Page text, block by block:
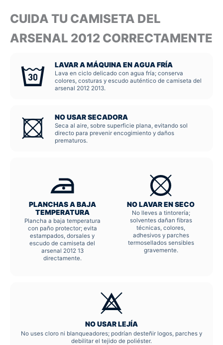
CUIDA TU CAMISETA DEL
ARSENAL 2012 CORRECTAMENTE
LAVAR A MÁQUINA EN AGUA FRÍA
Lava en ciclo delicado con agua fría; conserva
colores, costuras y escudo auténtico de camiseta del
arsenal 2012 2013.
NO USAR SECADORA
Seca al aire, sobre superficie plana, evitando sol
directo para prevenir encogimiento y daños
prematuros.
PLANCHAS A BAJA
TEMPERATURA
Plancha a baja temperatura
con paño protector; evita
estampados, dorsales y
escudo de camiseta del
arsenal 2012 13
directamente.
NO LAVAR EN SECO
No lleves a tintorería;
solventes dañan fibras
técnicas, colores,
adhesivos y parches
termosellados sensibles
gravemente.
NO USAR LEJÍA
No uses cloro ni blanqueadores; podrían desteñir logos, parches y
debilitar el tejido de poliéster.